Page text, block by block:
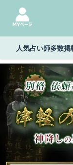
人気占い師多数